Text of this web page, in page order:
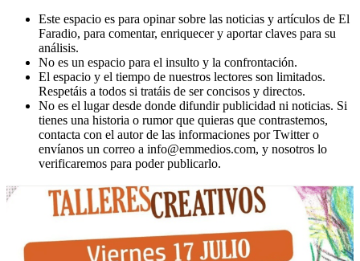
Este espacio es para opinar sobre las noticias y artículos de El
Faradio, para comentar, enriquecer y aportar claves para su
análisis.
No es un espacio para el insulto y la confrontación.
El espacio y el tiempo de nuestros lectores son limitados.
Respetáis a todos si tratáis de ser concisos y directos.
No es el lugar desde donde difundir publicidad ni noticias. Si
tienes una historia o rumor que quieras que contrastemos,
contacta con el autor de las informaciones por Twitter o
envíanos un correo a info@emmedios.com, y nosotros lo
verificaremos para poder publicarlo.